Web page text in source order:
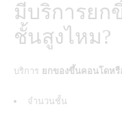
มีบริการย
ชั้นสูงไหม?
บริการ ยกของขึ้นคอนโดห
จำนวนชั้น